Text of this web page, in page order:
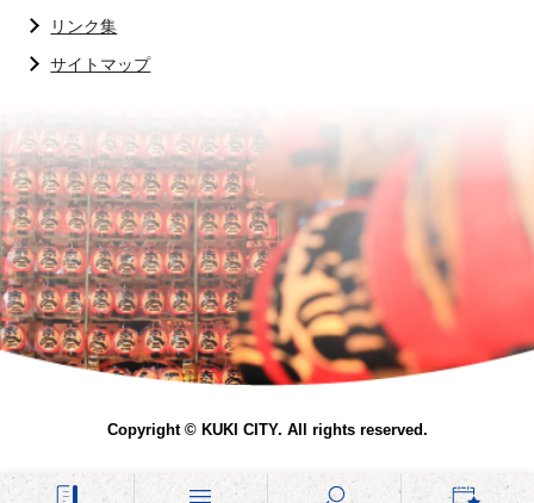
リンク集
サイトマップ
Copyright © KUKI CITY. All rights reserved.